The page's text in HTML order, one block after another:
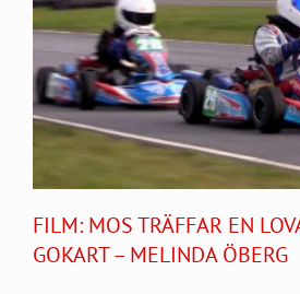
FILM: MOS TRÄFFAR EN
GOKART – MELINDA ÖBERG